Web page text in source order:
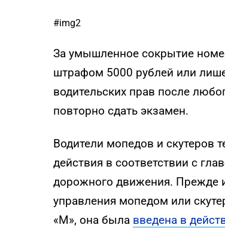
#img2
За умышленное сокрытие
штрафом 5000 рублей или
водительских прав после
повторно сдать экзамен.
Водители мопедов и скутеров
действия в соответствии с
дорожного движения. Прежде
управления мопедом или
«М», она была введена в